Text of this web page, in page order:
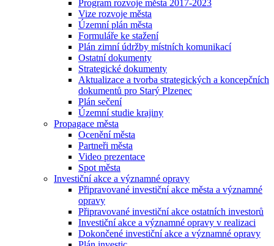
Program rozvoje města 2017-2023
Vize rozvoje města
Územní plán města
Formuláře ke stažení
Plán zimní údržby místních komunikací
Ostatní dokumenty
Strategické dokumenty
Aktualizace a tvorba strategických a koncepčních
dokumentů pro Starý Plzenec
Plán sečení
Územní studie krajiny
Propagace města
Ocenění města
Partneři města
Video prezentace
Spot města
Investiční akce a významné opravy
Připravované investiční akce města a významné
opravy
Připravované investiční akce ostatních investorů
Investiční akce a významné opravy v realizaci
Dokončené investiční akce a významné opravy